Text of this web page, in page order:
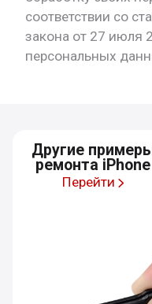
соответствии со
закона от 27 июля
персональных
Другие
ремонта iPhone
Перейти